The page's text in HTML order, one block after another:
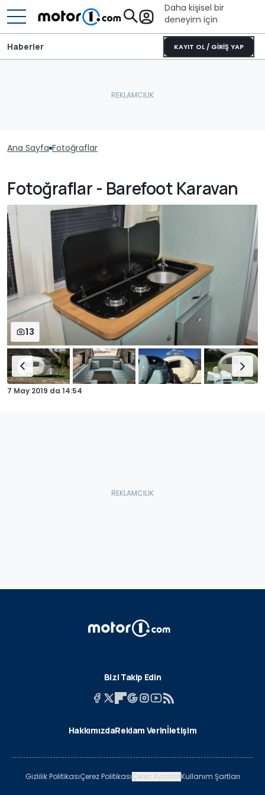
Daha kişisel bir
deneyim için
KAYIT OL / GİRİŞ YAP
Haberler
Ana Sayfa Fotoğraflar
Fotoğraflar - Barefoot Karavan
13
7 May 2019 da 14:54
Bizi Takip Edin
HakkımızdaReklam Verinİletişim
Gizlilik PolitikasıÇerez PolitikasıÇerez AyarlarıKullanım Şartları